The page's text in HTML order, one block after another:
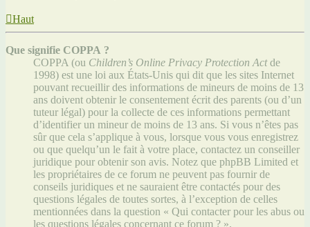
Haut
Que signifie COPPA ?
COPPA (ou Children’s Online Privacy Protection Actde
1998) est une loi aux États-Unis qui dit que les sites Internet
pouvant recueillir des informations de mineurs de moins de 13
ans doivent obtenir le consentement écrit des parents (ou d’un
tuteur légal) pour la collecte de ces informations permettant
d’identifier un mineur de moins de 13 ans. Si vous n’êtes pas
sûr que cela s’applique à vous, lorsque vous vous enregistrez
ou que quelqu’un le fait à votre place, contactez un conseiller
juridique pour obtenir son avis. Notez que phpBB Limited et
les propriétaires de ce forum ne peuvent pas fournir de
conseils juridiques et ne sauraient être contactés pour des
questions légales de toutes sortes, à l’exception de celles
mentionnées dans la question « Qui contacter pour les abus ou
les questions légales concernant ce forum ? ».